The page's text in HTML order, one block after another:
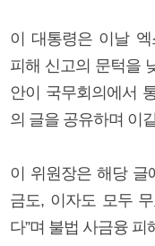
이 대통령은 이날 엑
피해 신고의 문턱을
안이 국무회의에서
의 글을 공유하며 이
이 위원장은 해당 글
금도, 이자도 모두
다”며 불법 사금융